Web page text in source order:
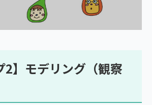
2】モデリング（観察